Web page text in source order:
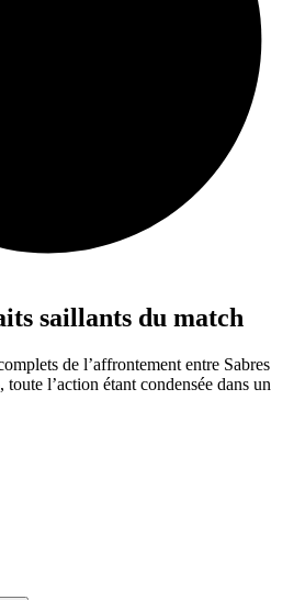
saillants du match
de l’affrontement entre Sabres
l’action étant condensée dans un